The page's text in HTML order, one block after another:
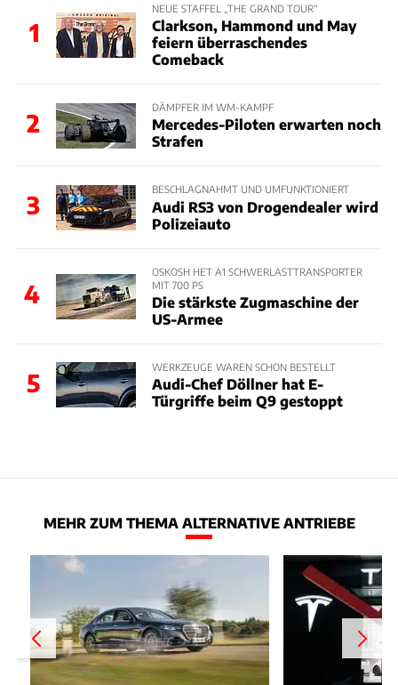
1
NEUE STAFFEL „THE GRAND TOUR“
Clarkson, Hammond und May
feiern überraschendes
Comeback
2
DÄMPFER IM WM-KAMPF
Mercedes-Piloten erwarten noch
Strafen
3
BESCHLAGNAHMT UND UMFUNKTIONIERT
Audi RS3 von Drogendealer wird
Polizeiauto
4
OSKOSH HET A1 SCHWERLASTTRANSPORTER
MIT 700 PS
Die stärkste Zugmaschine der
US-Armee
5
WERKZEUGE WAREN SCHON BESTELLT
Audi-Chef Döllner hat E-
Türgriffe beim Q9 gestoppt
MEHR ZUM THEMA ALTERNATIVE ANTRIEBE